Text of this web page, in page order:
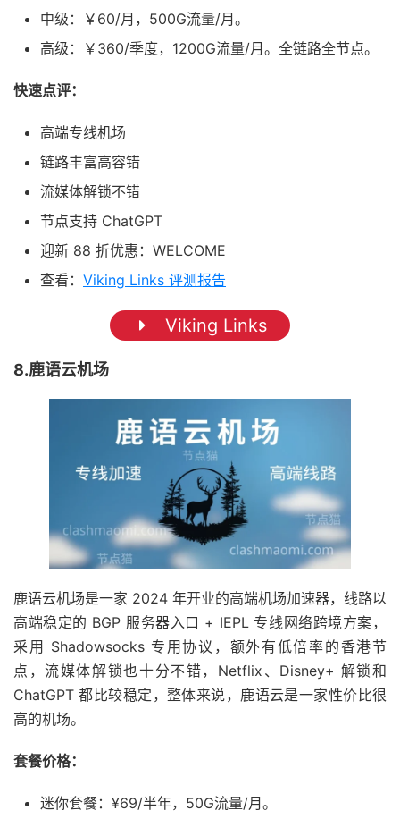
中级：￥60/月，500G流量/月。
高级：￥360/季度，1200G流量/月。全链路全节点。
快速点评：
高端专线机场
链路丰富高容错
流媒体解锁不错
节点支持 ChatGPT
迎新 88 折优惠：WELCOME
查看： Viking Links 评测报告
Viking Links
8.鹿语云机场
鹿语云机场是一家 2024 年开业的高端机场加速器，线路以
高端稳定的 BGP 服务器入口 + IEPL 专线网络跨境方案，
采用 Shadowsocks 专用协议，额外有低倍率的香港节
点，流媒体解锁也十分不错，Netflix、Disney+ 解锁和
ChatGPT 都比较稳定，整体来说，鹿语云是一家性价比很
高的机场。
套餐价格：
迷你套餐：¥69/半年，50G流量/月。